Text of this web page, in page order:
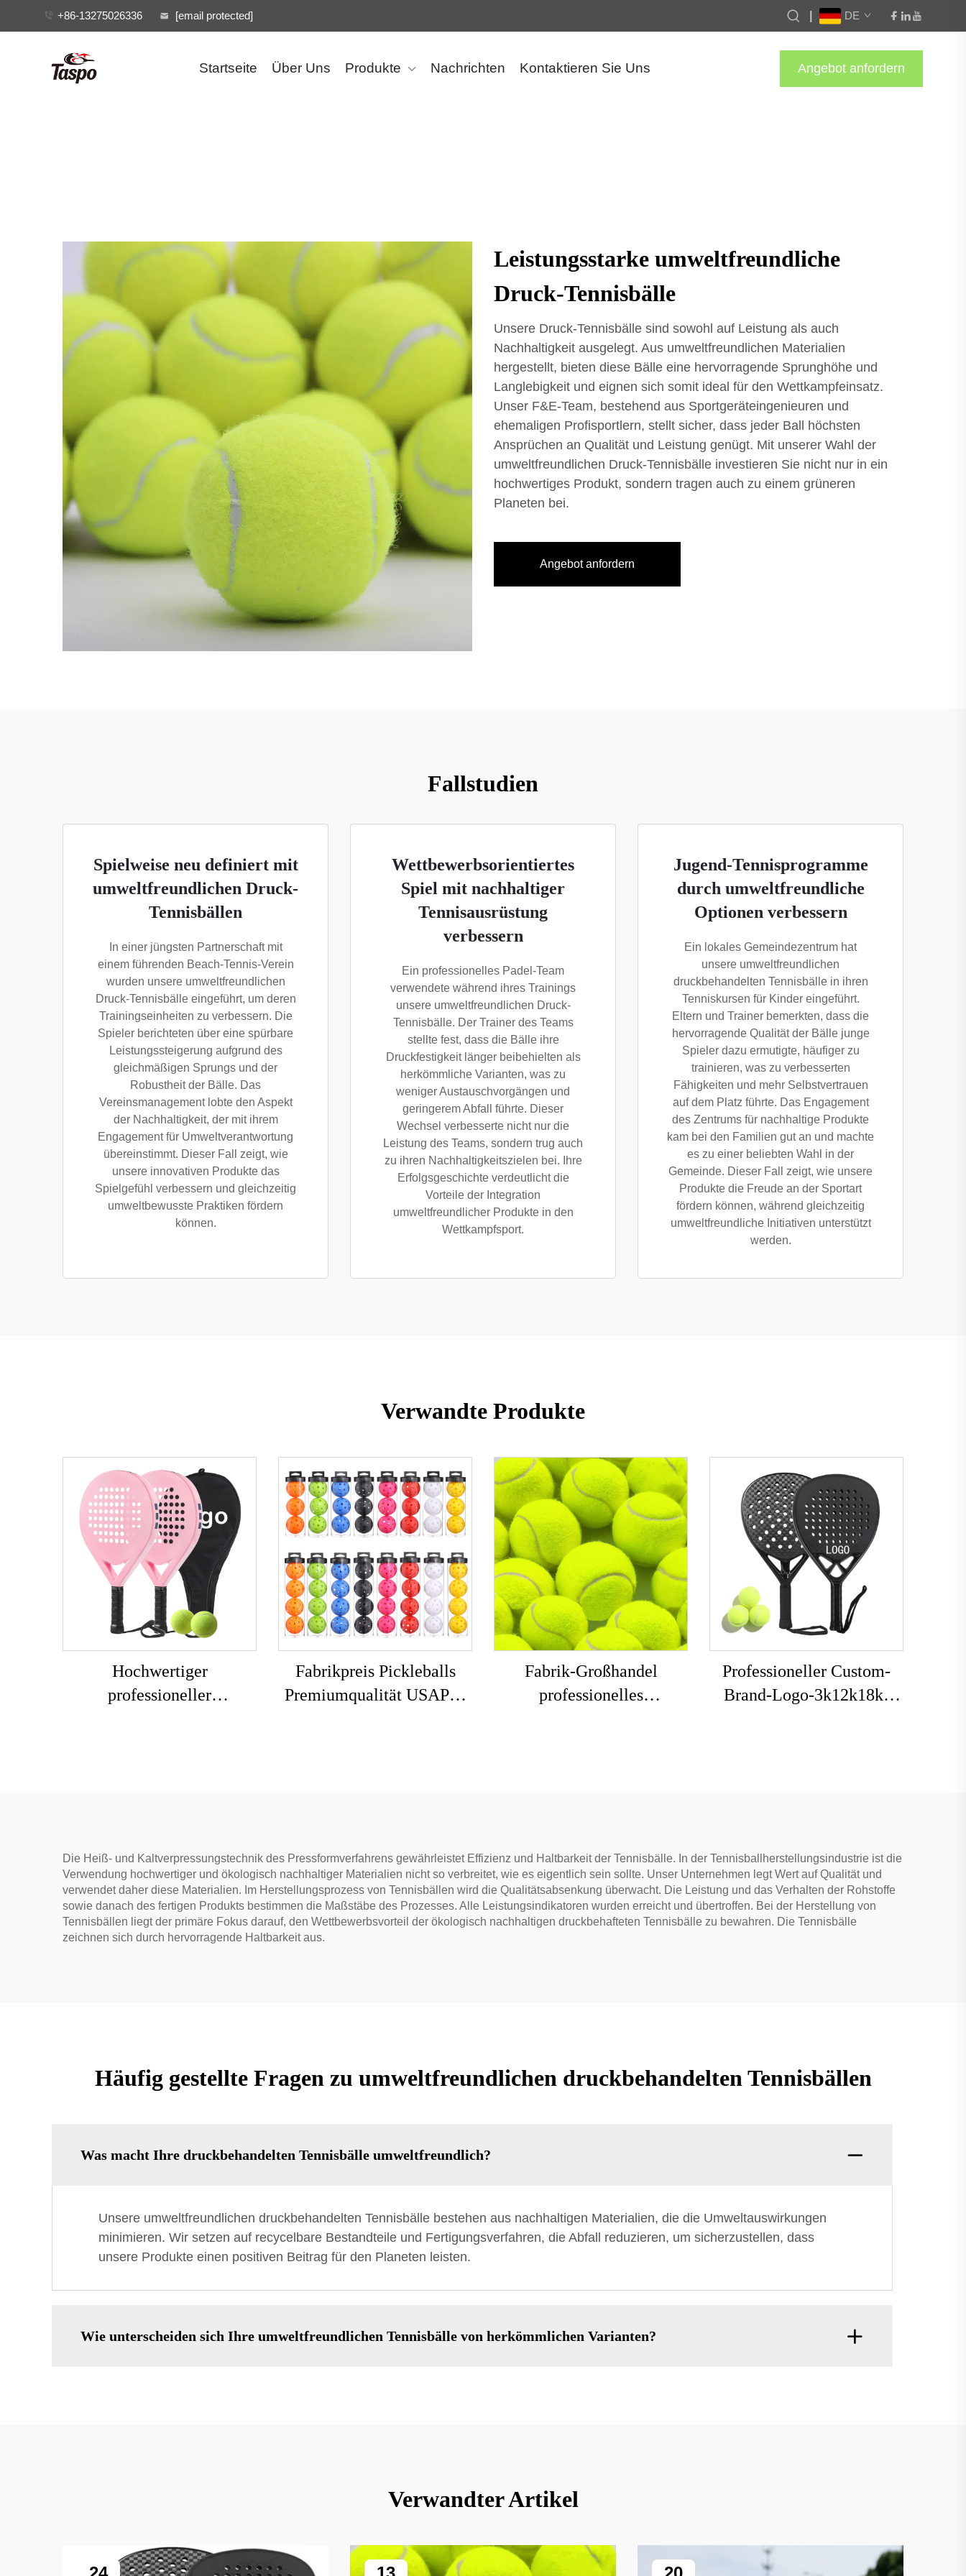
+86-13275026336 [email protected] DE
Startseite Über Uns Produkte Nachrichten Kontaktieren Sie Uns Angebot anfordern
Leistungsstarke umweltfreundliche
Druck-Tennisbälle
Unsere Druck-Tennisbälle sind sowohl auf Leistung als auch
Nachhaltigkeit ausgelegt. Aus umweltfreundlichen Materialien
hergestellt, bieten diese Bälle eine hervorragende Sprunghöhe und
Langlebigkeit und eignen sich somit ideal für den Wettkampfeinsatz.
Unser F&E-Team, bestehend aus Sportgeräteingenieuren und
ehemaligen Profisportlern, stellt sicher, dass jeder Ball höchsten
Ansprüchen an Qualität und Leistung genügt. Mit unserer Wahl der
umweltfreundlichen Druck-Tennisbälle investieren Sie nicht nur in ein
hochwertiges Produkt, sondern tragen auch zu einem grüneren
Planeten bei.
Angebot anfordern
Fallstudien
Spielweise neu definiert mit
umweltfreundlichen Druck-
Tennisbällen
In einer jüngsten Partnerschaft mit
einem führenden Beach-Tennis-Verein
wurden unsere umweltfreundlichen
Druck-Tennisbälle eingeführt, um deren
Trainingseinheiten zu verbessern. Die
Spieler berichteten über eine spürbare
Leistungssteigerung aufgrund des
gleichmäßigen Sprungs und der
Robustheit der Bälle. Das
Vereinsmanagement lobte den Aspekt
der Nachhaltigkeit, der mit ihrem
Engagement für Umweltverantwortung
übereinstimmt. Dieser Fall zeigt, wie
unsere innovativen Produkte das
Spielgefühl verbessern und gleichzeitig
umweltbewusste Praktiken fördern
können.
Wettbewerbsorientiertes
Spiel mit nachhaltiger
Tennisausrüstung
verbessern
Ein professionelles Padel-Team
verwendete während ihres Trainings
unsere umweltfreundlichen Druck-
Tennisbälle. Der Trainer des Teams
stellte fest, dass die Bälle ihre
Druckfestigkeit länger beibehielten als
herkömmliche Varianten, was zu
weniger Austauschvorgängen und
geringerem Abfall führte. Dieser
Wechsel verbesserte nicht nur die
Leistung des Teams, sondern trug auch
zu ihren Nachhaltigkeitszielen bei. Ihre
Erfolgsgeschichte verdeutlicht die
Vorteile der Integration
umweltfreundlicher Produkte in den
Wettkampfsport.
Jugend-Tennisprogramme
durch umweltfreundliche
Optionen verbessern
Ein lokales Gemeindezentrum hat
unsere umweltfreundlichen
druckbehandelten Tennisbälle in ihren
Tenniskursen für Kinder eingeführt.
Eltern und Trainer bemerkten, dass die
hervorragende Qualität der Bälle junge
Spieler dazu ermutigte, häufiger zu
trainieren, was zu verbesserten
Fähigkeiten und mehr Selbstvertrauen
auf dem Platz führte. Das Engagement
des Zentrums für nachhaltige Produkte
kam bei den Familien gut an und machte
es zu einer beliebten Wahl in der
Gemeinde. Dieser Fall zeigt, wie unsere
Produkte die Freude an der Sportart
fördern können, während gleichzeitig
umweltfreundliche Initiativen unterstützt
werden.
Verwandte Produkte
Hochwertiger
professioneller
Fabrikpreis Pickleballs
Premiumqualität USAPA-
Fabrik-Großhandel
professionelles
Professioneller Custom-
Brand-Logo-3k12k18k-
Die Heiß- und Kaltverpressungstechnik des Pressformverfahrens gewährleistet Effizienz und Haltbarkeit der Tennisbälle. In der Tennisballherstellungsindustrie ist die
Verwendung hochwertiger und ökologisch nachhaltiger Materialien nicht so verbreitet, wie es eigentlich sein sollte. Unser Unternehmen legt Wert auf Qualität und
verwendet daher diese Materialien. Im Herstellungsprozess von Tennisbällen wird die Qualitätsabsenkung überwacht. Die Leistung und das Verhalten der Rohstoffe
sowie danach des fertigen Produkts bestimmen die Maßstäbe des Prozesses. Alle Leistungsindikatoren wurden erreicht und übertroffen. Bei der Herstellung von
Tennisbällen liegt der primäre Fokus darauf, den Wettbewerbsvorteil der ökologisch nachhaltigen druckbehafteten Tennisbälle zu bewahren. Die Tennisbälle
zeichnen sich durch hervorragende Haltbarkeit aus.
Häufig gestellte Fragen zu umweltfreundlichen druckbehandelten Tennisbällen
Was macht Ihre druckbehandelten Tennisbälle umweltfreundlich?
Unsere umweltfreundlichen druckbehandelten Tennisbälle bestehen aus nachhaltigen Materialien, die die Umweltauswirkungen
minimieren. Wir setzen auf recycelbare Bestandteile und Fertigungsverfahren, die Abfall reduzieren, um sicherzustellen, dass
unsere Produkte einen positiven Beitrag für den Planeten leisten.
Wie unterscheiden sich Ihre umweltfreundlichen Tennisbälle von herkömmlichen Varianten?
Verwandter Artikel